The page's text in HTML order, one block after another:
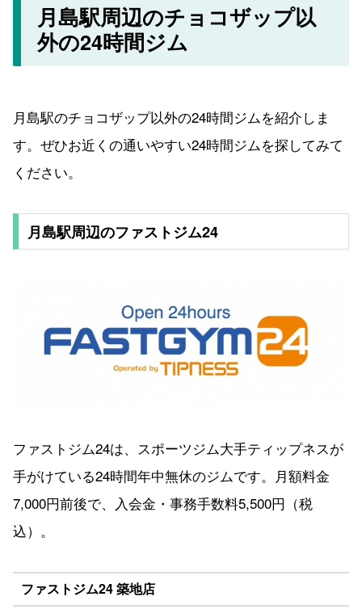
月島駅周辺のチョコザップ以
外の24時間ジム
月島駅のチョコザップ以外の24時間ジムを紹介しま
す。ぜひお近くの通いやすい24時間ジムを探してみて
ください。
月島駅周辺のファストジム24
ファストジム24は、スポーツジム大手ティップネスが
手がけている24時間年中無休のジムです。月額料金
7,000円前後で、入会金・事務手数料5,500円（税
込）。
ファストジム24 築地店